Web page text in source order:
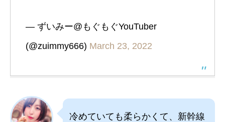
— ずいみー@もぐもぐYouTuber
(@zuimmy666) March 23, 2022
冷めていても柔らかくて、新幹線